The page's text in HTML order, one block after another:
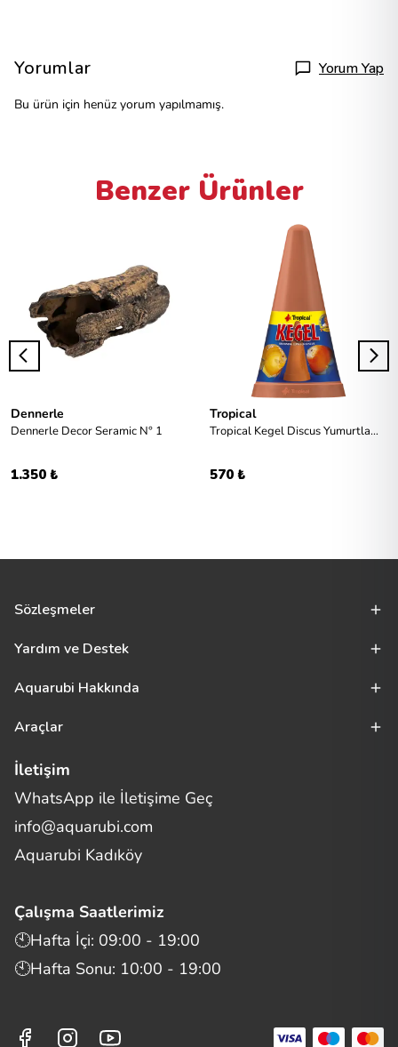
Yorumlar Yorum Yap
Bu ürün için henüz yorum yapılmamış.
Benzer Ürünler
Dennerle
Dennerle Decor Seramic N° 1
1.350 ₺
Tropical
Tropical Kegel Discus Yumurtlama Konisi
570 ₺
Sözleşmeler
Yardım ve Destek
Aquarubi Hakkında
Araçlar
İletişim
WhatsApp ile İletişime Geç
info@aquarubi.com
Aquarubi Kadıköy
Çalışma Saatlerimiz
🕙Hafta İçi: 09:00 - 19:00
🕙Hafta Sonu: 10:00 - 19:00
Merhaba! Size nasıl yardımcı
olabilirim?
Bilgi
Müşteri Destek